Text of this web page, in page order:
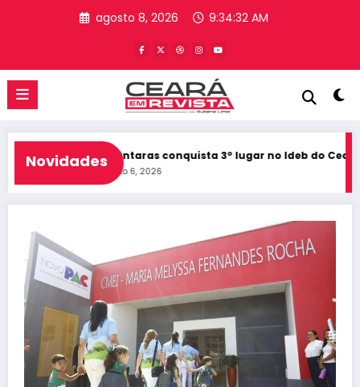
agosto 8, 2026 9:34:33 AM
Novidades
Ceará Alcântaras conquista 3º lugar no Ideb do Ceará e
agosto 6, 2026